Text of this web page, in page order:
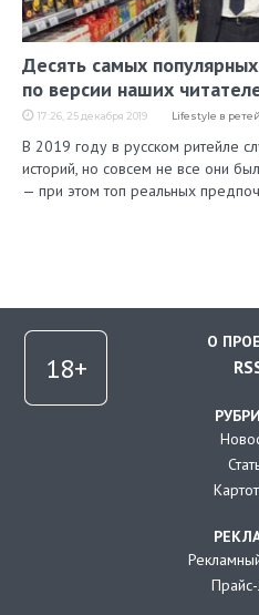
Десять самых
по версии наших
17:26, 25 декабря 2019 Lifestyle в
В 2019 году в русском ритейле
историй, но совсем не все они
— при этом топ реальных
О
Прайс-